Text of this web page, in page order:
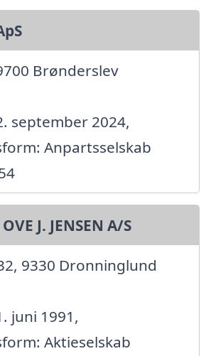
Brønderslev
september 2024,
Anpartsselskab
J. JENSEN A/S
9330 Dronninglund
juni 1991,
Aktieselskab